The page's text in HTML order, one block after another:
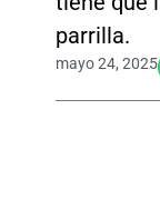
parrilla.
mayo 24, 2025